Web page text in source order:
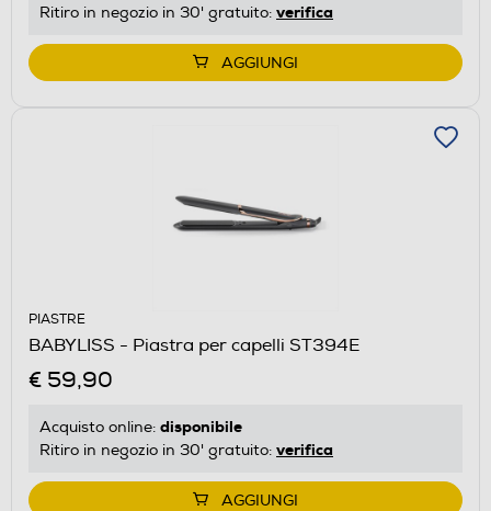
Ritiro in negozio in 30' gratuito: verifica
AGGIUNGI
PIASTRE
BABYLISS - Piastra per capelli ST394E
€ 59,90
Acquisto online: disponibile
Ritiro in negozio in 30' gratuito: verifica
AGGIUNGI